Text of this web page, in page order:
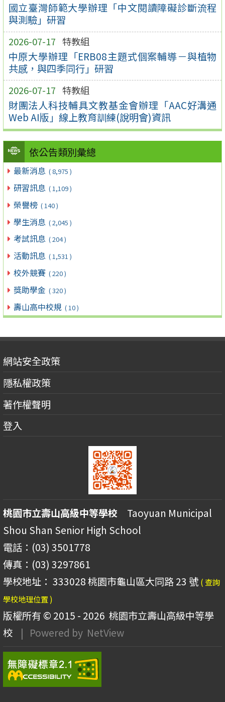
國立臺灣師範大學辦理「中文閱讀障礙診斷流程
與測驗」研習
2026-07-17 特教組
中原大學辦理「ERB08主題式個案輔導－與植物
共感，與四季同行」研習
2026-07-17 特教組
財團法人科技輔具文教基金會辦理「AAC好溝通
Web AI版」線上教育訓練(說明會)資訊
依公告類別彙總
最新消息 ( 8,975 )
研習訊息 ( 1,109 )
榮譽榜 ( 140 )
學生消息 ( 2,045 )
考試訊息 ( 204 )
活動訊息 ( 1,531 )
校外競賽 ( 220 )
獎助學金 ( 320 )
壽山高中校規 ( 10 )
網站安全政策
隱私權政策
著作權聲明
登入
桃園市立壽山高級中等學校 Taoyuan Municipal
Shou Shan Senior High School
電話：(03) 3501778
傳真：(03) 3297861
學校地址： 333028 桃園市龜山區大同路 23 號 ( 查詢
學校地理位置 )
版權所有 © 2015 - 2026 桃園市立壽山高級中等學
校
| Powered by NetView